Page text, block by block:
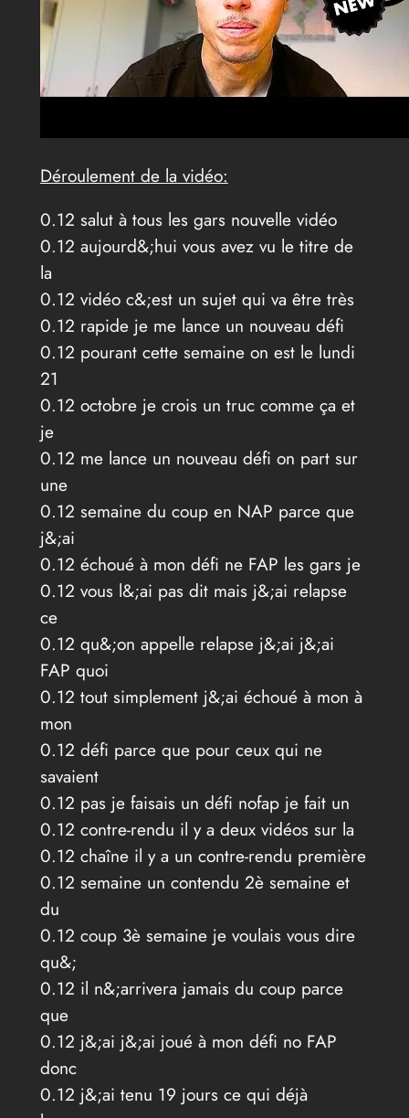
Déroulement de la vidéo:
0.12 salut à tous les gars nouvelle vidéo
0.12 aujourd&;hui vous avez vu le titre de
la
0.12 vidéo c&;est un sujet qui va être très
0.12 rapide je me lance un nouveau défi
0.12 pourant cette semaine on est le lundi
21
0.12 octobre je crois un truc comme ça et
je
0.12 me lance un nouveau défi on part sur
une
0.12 semaine du coup en NAP parce que
j&;ai
0.12 échoué à mon défi ne FAP les gars je
0.12 vous l&;ai pas dit mais j&;ai relapse
ce
0.12 qu&;on appelle relapse j&;ai j&;ai
FAP quoi
0.12 tout simplement j&;ai échoué à mon à
mon
0.12 défi parce que pour ceux qui ne
savaient
0.12 pas je faisais un défi nofap je fait un
0.12 contre-rendu il y a deux vidéos sur la
0.12 chaîne il y a un contre-rendu première
0.12 semaine un contendu 2è semaine et
du
0.12 coup 3è semaine je voulais vous dire
qu&;
0.12 il n&;arrivera jamais du coup parce
que
0.12 j&;ai j&;ai joué à mon défi no FAP
donc
0.12 j&;ai tenu 19 jours ce qui déjà